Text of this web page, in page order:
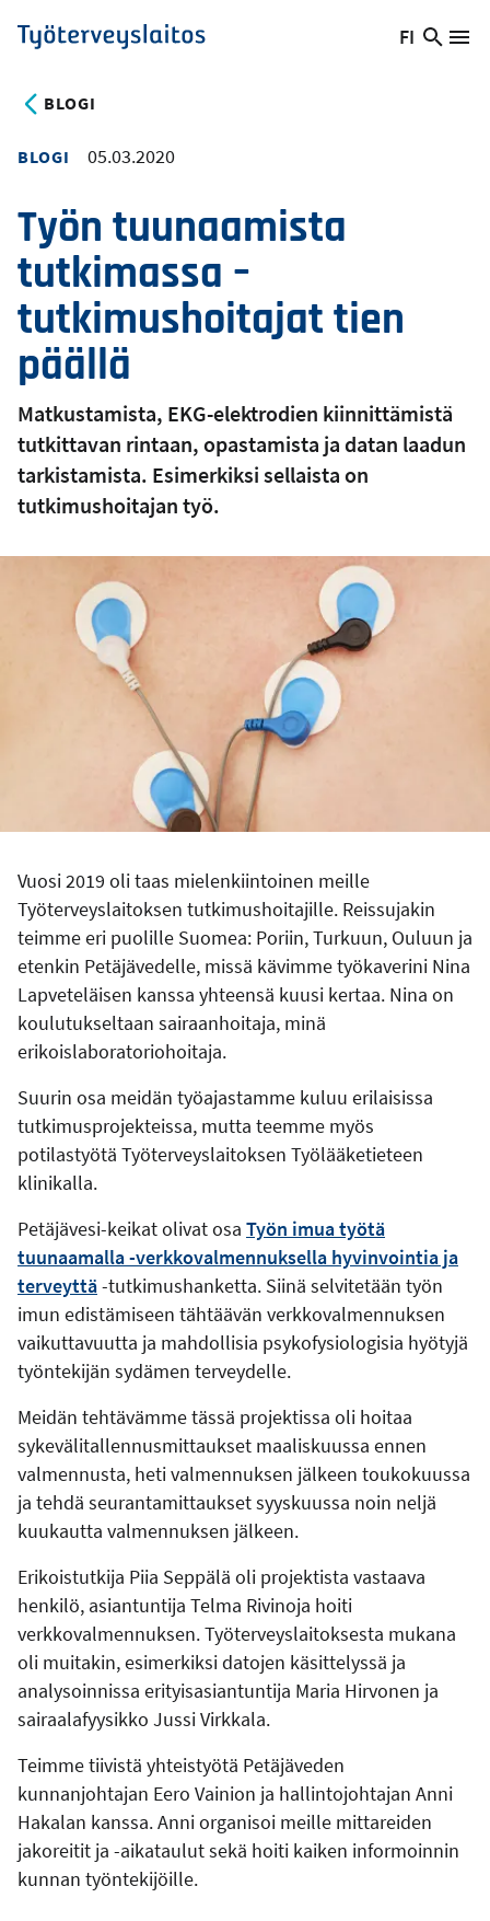
Hyppää
pääsisältöön
Työterveyslaitos
Vaihda
FI
Hae
BLOGI
BLOGI 05.03.2020
Työn tuunaamista
tutkimassa –
tutkimushoitajat tien
päällä
Matkustamista, EKG-elektrodien kiinnittämistä
tutkittavan rintaan, opastamista ja datan laadun
tarkistamista. Esimerkiksi sellaista on
tutkimushoitajan työ.
Vuosi 2019 oli taas mielenkiintoinen meille
Työterveyslaitoksen tutkimushoitajille. Reissujakin
teimme eri puolille Suomea: Poriin, Turkuun, Ouluun ja
etenkin Petäjävedelle, missä kävimme työkaverini Nina
Lapveteläisen kanssa yhteensä kuusi kertaa. Nina on
koulutukseltaan sairaanhoitaja, minä
erikoislaboratoriohoitaja.
Suurin osa meidän työajastamme kuluu erilaisissa
tutkimusprojekteissa, mutta teemme myös
potilastyötä Työterveyslaitoksen Työlääketieteen
klinikalla.
Petäjävesi-keikat olivat osa Työn imua työtä
tuunaamalla -verkkovalmennuksella hyvinvointia ja
terveyttä-tutkimushanketta. Siinä selvitetään työn
imun edistämiseen tähtäävän verkkovalmennuksen
vaikuttavuutta ja mahdollisia psykofysiologisia hyötyjä
työntekijän sydämen terveydelle.
Meidän tehtävämme tässä projektissa oli hoitaa
sykevälitallennusmittaukset maaliskuussa ennen
valmennusta, heti valmennuksen jälkeen toukokuussa
ja tehdä seurantamittaukset syyskuussa noin neljä
kuukautta valmennuksen jälkeen.
Erikoistutkija Piia Seppälä oli projektista vastaava
henkilö, asiantuntija Telma Rivinoja hoiti
verkkovalmennuksen. Työterveyslaitoksesta mukana
oli muitakin, esimerkiksi datojen käsittelyssä ja
analysoinnissa erityisasiantuntija Maria Hirvonen ja
sairaalafyysikko Jussi Virkkala.
Teimme tiivistä yhteistyötä Petäjäveden
kunnanjohtajan Eero Vainion ja hallintojohtajan Anni
Hakalan kanssa. Anni organisoi meille mittareiden
jakoreitit ja -aikataulut sekä hoiti kaiken informoinnin
kunnan työntekijöille.